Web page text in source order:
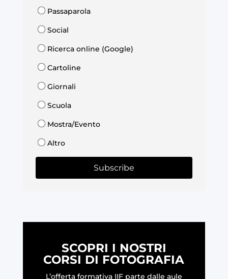
Passaparola
Social
Ricerca online (Google)
Cartoline
Giornali
Scuola
Mostra/Evento
Altro
SCOPRI I NOSTRI
CORSI DI FOTOGRAFIA
L’offerta formativa IIF parte dalle aule